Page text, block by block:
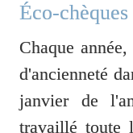
Éco-chèques
Chaque
d'ancienneté
janvier de
travaillé toute